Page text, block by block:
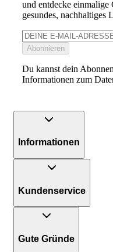
und entdecke einmalige
gesundes, nachhaltiges
Abonnieren
Du kannst dein
Informationen zum
Informationen
Kundenservice
Gute Gründe